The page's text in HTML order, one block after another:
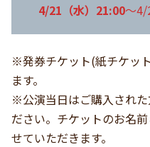
4/21（水）21:00～4/
※発券チケット(紙チケッ
ます。
※公演当日はご購入され
ださい。チケットのお名
せていただきます。